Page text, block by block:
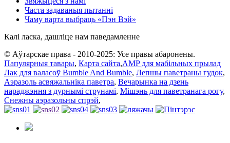
Часта задаваныя пытанні
Чаму варта выбраць «Пэн Вэй»
Калі ласка, дашліце нам паведамленне
© Аўтарскае права - 2010-2025: Усе правы абаронены.
Папулярныя тавары, Карта сайта,AMP для мабільных прылад
Лак для валасоў Bumble And Bumble, Лепшы паветраны гудок,
Аэразоль асвяжальніка паветра, Вечарынка на дзень
нараджэння з дурнымі струнамі, Мішэнь для паветранага рогу,
Снежны аэразольны спрэй,